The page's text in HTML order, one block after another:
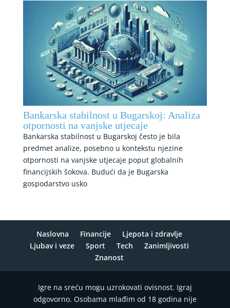
Bankarska stabilnost u Bugarskoj: Analiza
otpornosti na vanjske utjecaje
Bankarska stabilnost u Bugarskoj često je bila
predmet analize, posebno u kontekstu njezine
otpornosti na vanjske utjecaje poput globalnih
financijskih šokova. Budući da je Bugarska
gospodarstvo usko
Naslovna Financije
Ljepota i zdravlje
Ljubav i veze
Sport Tech
Zanimljivosti
Znanost
Igre na sreću mogu uzrokovati ovisnost. Igraj
odgovorno. Osobama mlađim od 18 godina nije